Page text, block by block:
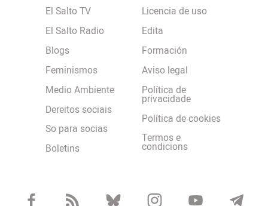
El Salto TV
El Salto Radio
Blogs
Feminismos
Medio Ambiente
Dereitos sociais
So para socias
Boletins
Licencia de uso
Edita
Formación
Aviso legal
Política de
privacidade
Política de cookies
Termos e
condicions